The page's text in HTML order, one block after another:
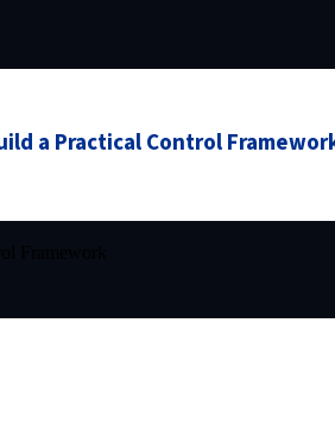
a Practical Control